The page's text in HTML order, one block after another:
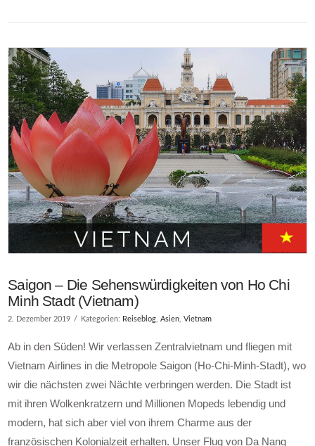
Saigon – Die Sehenswürdigkeiten von Ho Chi
Minh Stadt (Vietnam)
2. Dezember 2019 Kategorien: Reiseblog,Asien,Vietnam
Ab in den Süden! Wir verlassen Zentralvietnam und fliegen mit
Vietnam Airlines in die Metropole Saigon (Ho-Chi-Minh-Stadt), wo
wir die nächsten zwei Nächte verbringen werden. Die Stadt ist
mit ihren Wolkenkratzern und Millionen Mopeds lebendig und
modern, hat sich aber viel von ihrem Charme aus der
französischen Kolonialzeit erhalten. Unser Flug von Da Nang